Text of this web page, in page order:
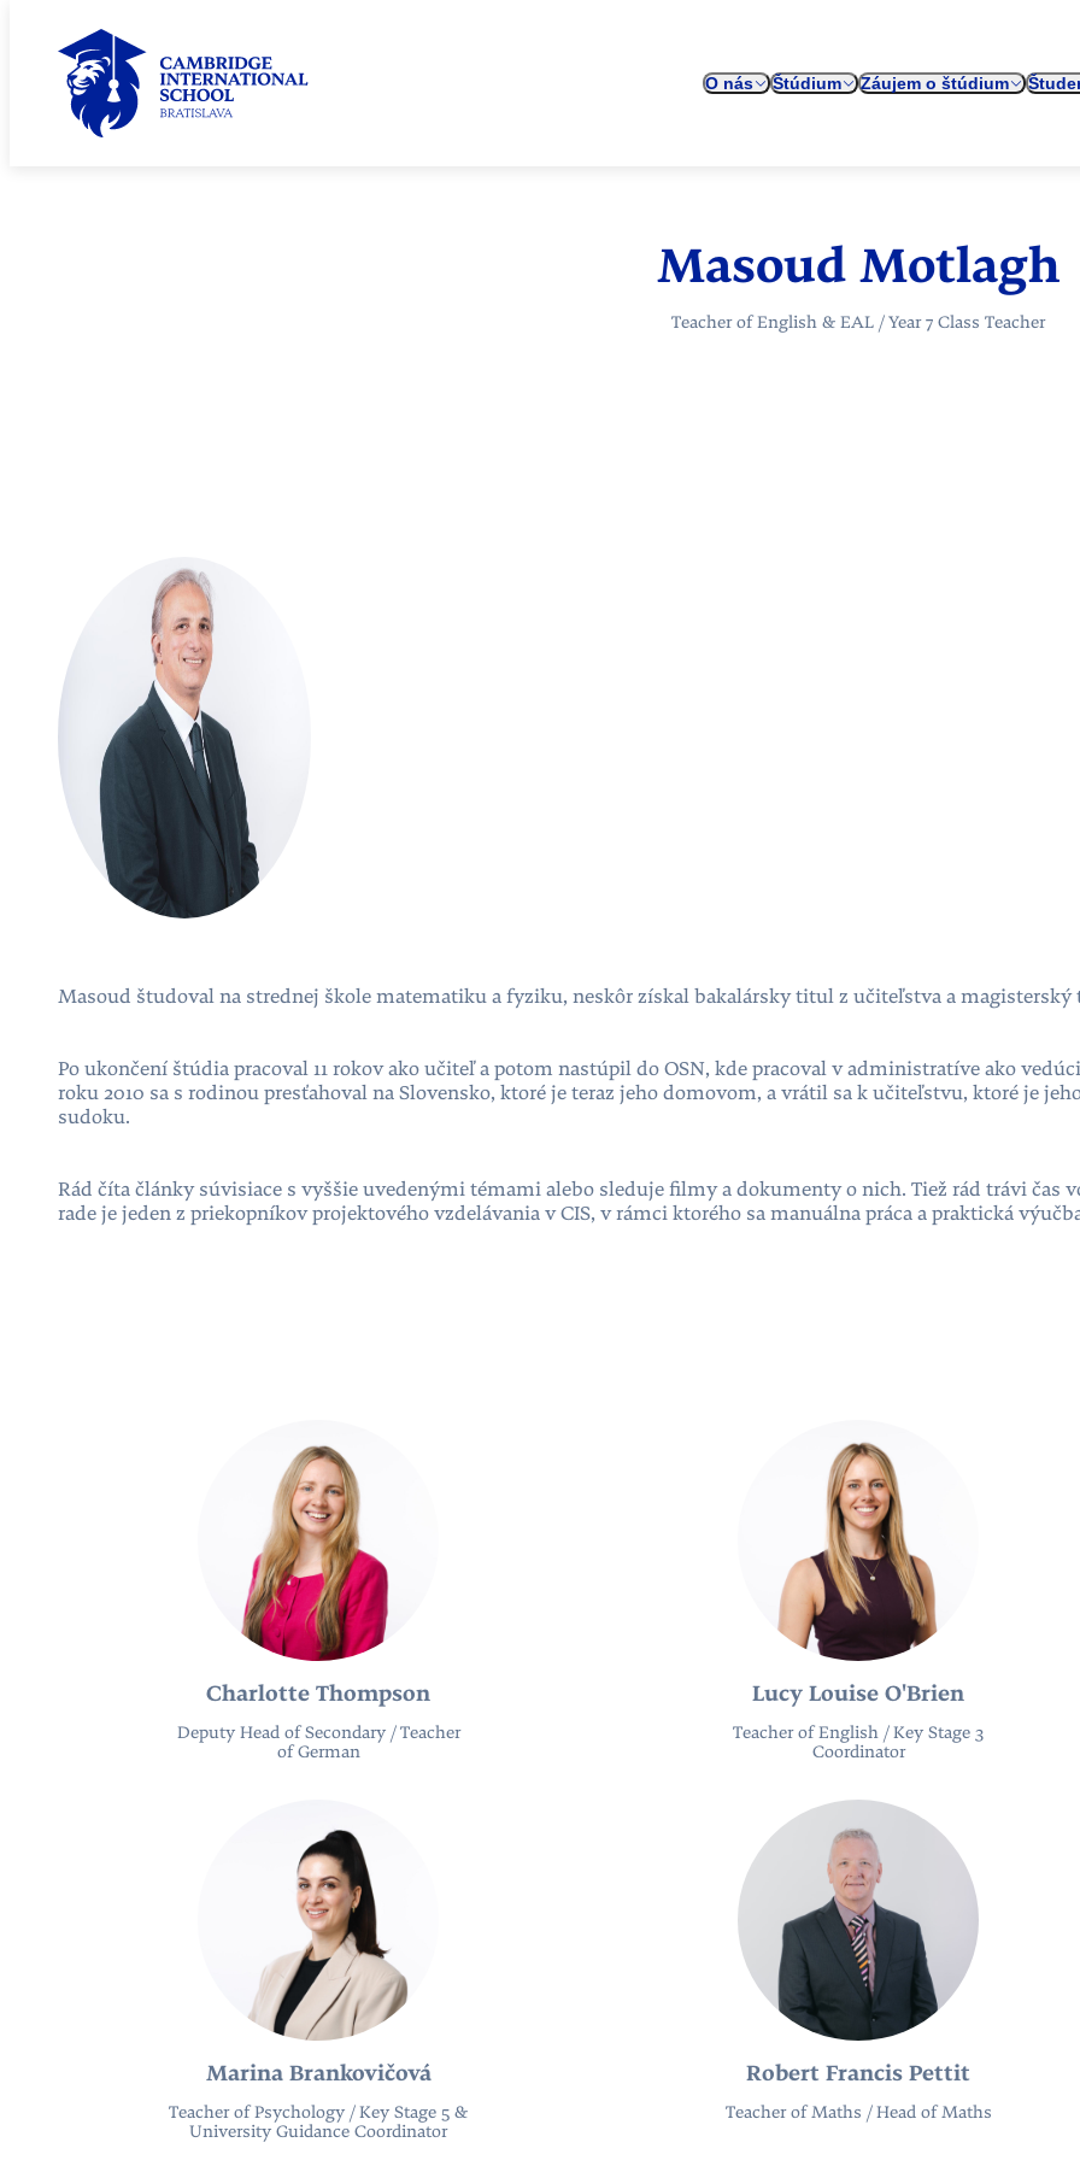
O nás Štúdium Záujem o štúdium
Masoud Motlagh
Teacher of English & EAL / Year 7 Class Teacher
Masoud študoval na strednej škole matematiku a fyziku, neskôr získal bakalársky titul z učiteľstva a
Po ukončení štúdia pracoval 11 rokov ako učiteľ a potom nastúpil do OSN, kde pracoval v administratíve ako
roku 2010 sa s rodinou presťahoval na Slovensko, ktoré je teraz jeho domovom, a vrátil sa k učiteľstvu, ktoré je
sudoku.
Rád číta články súvisiace s vyššie uvedenými témami alebo sleduje filmy a dokumenty o nich. Tiež rád trávi čas
rade je jeden z priekopníkov projektového vzdelávania v CIS, v rámci ktorého sa manuálna práca a praktická
Charlotte Thompson
Deputy Head of Secondary / Teacher
of German
Lucy Louise O'Brien
Teacher of English / Key Stage 3
Coordinator
Marina Brankovičová
Teacher of Psychology / Key Stage 5 &
University Guidance Coordinator
Robert Francis Pettit
Teacher of Maths / Head of Maths